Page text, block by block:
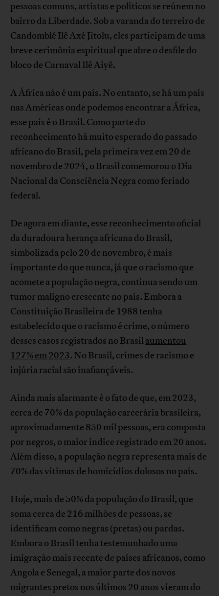
pessoas comuns, artistas e políticos se reúnem no
bairro da Liberdade. Sob a varanda do terreiro de
Candomblé Ilê Axé Jitolu, eles participam de uma
breve cerimônia espiritual que abre o desfile do
bloco de Carnaval Ilê Aiyê.
A África não é um país. No entanto, se há um país
nas Américas onde podemos encontrar a África,
esse país é o Brasil. Como parte do
reconhecimento há muito esperado do passado
africano do Brasil, pela primeira vez em 20 de
novembro de 2024, o Brasil comemorou o Dia
Nacional da Consciência Negra como feriado
federal.
De agora em diante, esse reconhecimento oficial
da duradoura herança africana do Brasil,
simbolizada pelo 20 de novembro, é mais
importante do que nunca, já que o racismo que
acomete a população negra, continua sendo um
tumor maligno crescente no país. Embora a
Constituição Brasileira de 1988 tenha
estabelecido que o racismo é crime, o número
desses casos registrados no Brasilaumentou
127% em 2023. No Brasil, crimes de racismo e
injúria racial são inafiançáveis.
Ainda mais alarmante é o fato de que, em 2023,
cerca de 70% da população carcerária brasileira,
aproximadamente 850 mil pessoas, era composta
por negros, o maior índice registrado em 20 anos.
Além disso, a população negra representa mais de
70% das vítimas de homicídios dolosos no país.
Hoje, mais de 50% da população do Brasil, que
soma cerca de 216 milhões de pessoas, se
identificam como negras (pretas) ou pardas.
Embora o Brasil tenha testemunhado uma
imigração mais recente de países africanos, como
Angola e Senegal, a maior parte dos novos
migrantes pretos nos últimos 20 anos vieram do